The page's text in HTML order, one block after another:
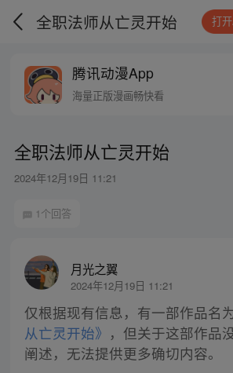
全职法师从亡灵开始 打
腾讯动漫App
海量正版漫画畅快看
全职法师从亡灵开始
2024年12月19日 11:21
1个回答
月光之翼
2024年12月19日 11:21
仅根据现有信息，有一部作品名
从亡灵开始》 ，但关于这部作品
阐述，无法提供更多确切内容。